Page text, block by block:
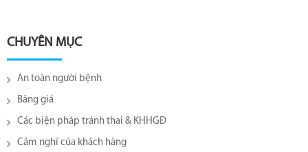
CHUYÊN MỤC
An toàn người bệnh
Bảng giá
Các biện pháp tránh thai & KHHGĐ
Cảm nghĩ của khách hàng